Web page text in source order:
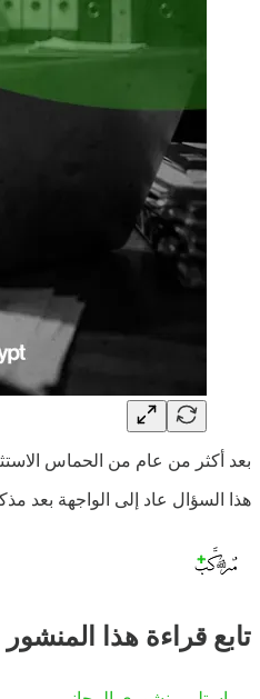
بعد أكثر من عام من الحماس
هذا السؤال عاد إلى الواجهة بعد
تابع قراءة هذا